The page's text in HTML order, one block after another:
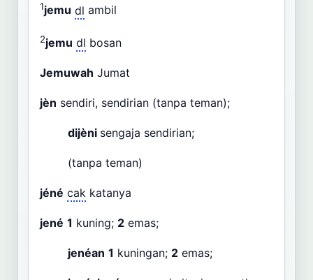
1jemu dl ambil
2jemu dl bosan
Jemuwah Jumat
jèn sendiri, sendirian (tanpa teman);
dijèni sengaja sendirian;
(tanpa teman)
jéné cak katanya
jené 1 kuning; 2 emas;
jenéan 1 kuningan; 2 emas;